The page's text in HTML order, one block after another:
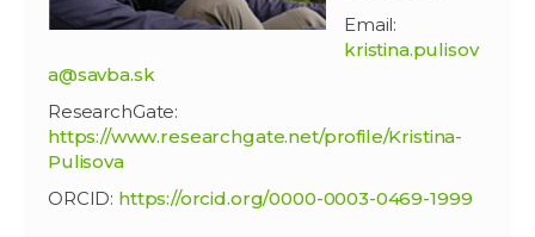
Email:
kristina.pulisov
a@savba.sk
ResearchGate:
https://www.researchgate.net/profile/Kristina-
Pulisova
ORCID: https://orcid.org/0000-0003-0469-1999